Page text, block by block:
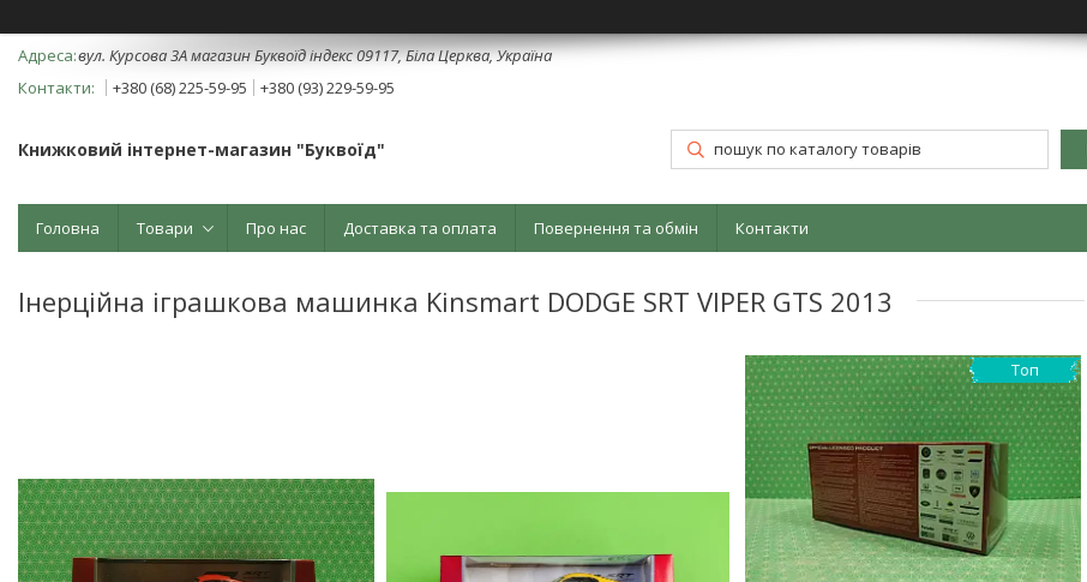
вул. Курсова 3А магазин Буквоїд індекс 09117, Біла Церква, Україна
+380 (68) 225-59-95
+380 (93) 229-59-95
Книжковий інтернет-магазин "Буквоїд"
Головна Товари Про нас Доставка та оплата Повернення та обмін Контакти
Інерційна іграшкова машинка Kinsmart DODGE SRT VIPER GTS 2013
Топ